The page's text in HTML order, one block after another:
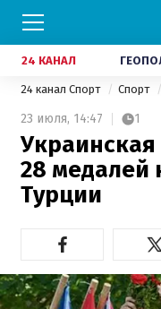
24 КАНАЛ
24 канал Спорт Спорт
23 июля, 14:47 1
28 медалей
Турции